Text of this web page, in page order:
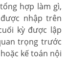
hợp làm gì,
nhập trên
kỳ được lập
trọng trước
kế toán nội